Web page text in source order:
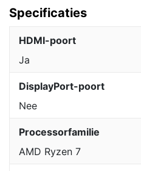
Specificaties
HDMI-poort
Ja
DisplayPort-poort
Nee
Processorfamilie
AMD Ryzen 7